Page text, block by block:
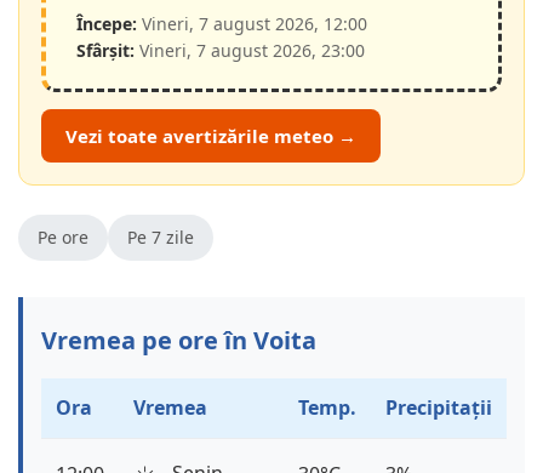
Începe: Vineri, 7 august 2026, 12:00
Sfârșit: Vineri, 7 august 2026, 23:00
Vezi toate avertizările meteo →
Pe ore Pe 7 zile
Vremea pe ore în Voita
Ora Vremea Temp. Precipitații